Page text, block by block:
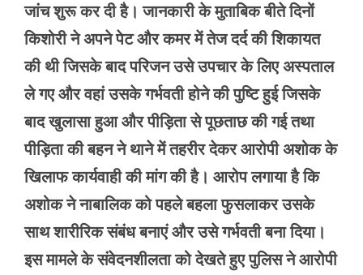
जांच शुरू कर दी है। जानकारी के मुताबिक बीते दिनों
किशोरी ने अपने पेट और कमर में तेज दर्द की शिकायत
की थी जिसके बाद परिजन उसे उपचार के लिए अस्पताल
ले गए और वहां उसके गर्भवती होने की पुष्टि हुई जिसके
बाद खुलासा हुआ और पीड़िता से पूछताछ की गई तथा
पीड़िता की बहन ने थाने में तहरीर देकर आरोपी अशोक के
खिलाफ कार्यवाही की मांग की है। आरोप लगाया है कि
अशोक ने नाबालिक को पहले बहला फुसलाकर उसके
साथ शारीरिक संबंध बनाएं और उसे गर्भवती बना दिया।
इस मामले के संवेदनशीलता को देखते हुए पुलिस ने आरोपी